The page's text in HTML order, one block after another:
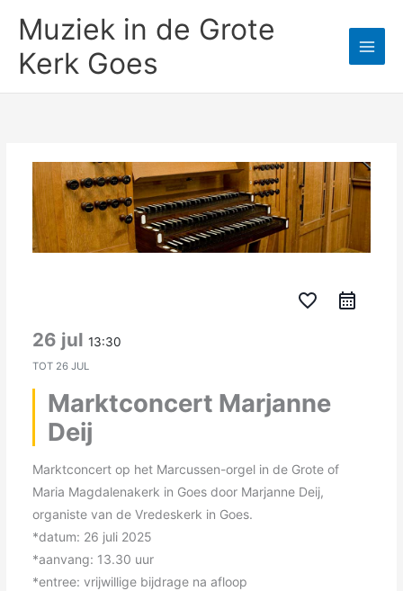
naar
inhoud
Muziek in de Grote
Kerk Goes
favorite_border
26 jul13:30
TOT 26 JUL
Marktconcert Marjanne
Deij
Marktconcert op het Marcussen-orgel in de Grote of
Maria Magdalenakerk in Goes door Marjanne Deij,
organiste van de Vredeskerk in Goes.
*datum: 26 juli 2025
*aanvang: 13.30 uur
*entree: vrijwillige bijdrage na afloop